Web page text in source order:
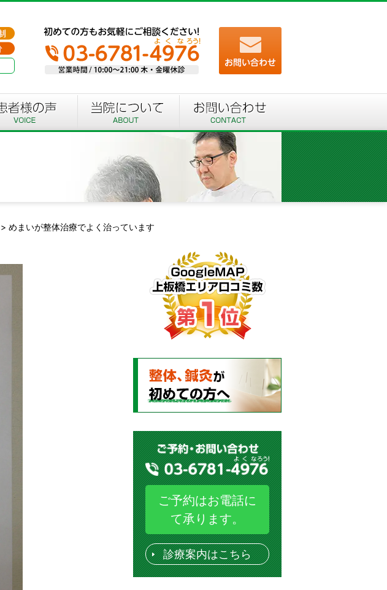
> めまいが整体治療でよく治っています
ご予約はお電話に
て承ります。
診療案内はこちら